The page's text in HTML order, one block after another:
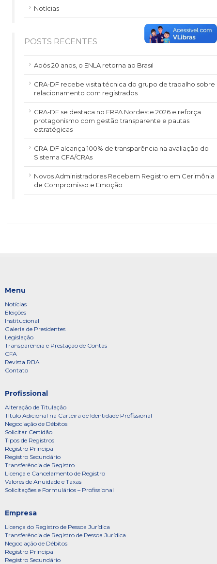
Notícias
POSTS RECENTES
Após 20 anos, o ENLA retorna ao Brasil
CRA-DF recebe visita técnica do grupo de trabalho sobre
relacionamento com registrados
CRA-DF se destaca no ERPA Nordeste 2026 e reforça
protagonismo com gestão transparente e pautas
estratégicas
CRA-DF alcança 100% de transparência na avaliação do
Sistema CFA/CRAs
Novos Administradores Recebem Registro em Cerimônia
de Compromisso e Emoção
Menu
Notícias
Eleições
Institucional
Galeria de Presidentes
Legislação
Transparência e Prestação de Contas
CFA
Revista RBA
Contato
Profissional
Alteração de Titulação
Título Adicional na Carteira de Identidade Profissional
Negociação de Débitos
Solicitar Certidão
Tipos de Registros
Registro Principal
Registro Secundário
Transferência de Registro
Licença e Cancelamento de Registro
Valores de Anuidade e Taxas
Solicitações e Formulários – Profissional
Empresa
Licença do Registro de Pessoa Jurídica
Transferência de Registro de Pessoa Jurídica
Negociação de Débitos
Registro Principal
Registro Secundário